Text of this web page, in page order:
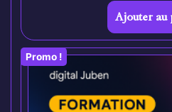
Ajouter au
Promo !